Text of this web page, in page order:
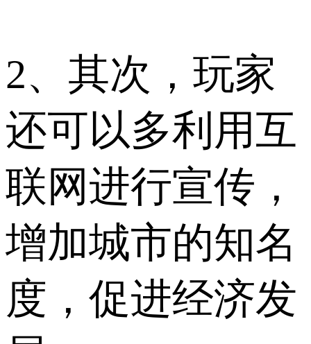
2、其次，玩家
还可以多利用互
联网进行宣传，
增加城市的知名
度，促进经济发